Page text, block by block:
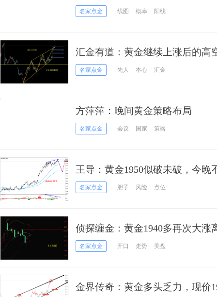
名家点金 线图 概率 阳线
汇金有道：黄金继续上涨后的高
名家点金 先人 本心 汇金
方萍萍：晚间黄金策略布局
名家点金 会议 国家 策略
王导：黄金1950似破未破，今晚
多！
名家点金 胆子 风险 点位
侦探缠金：黄金1940多再次大涨
荡！
名家点金 开口 走势 美盘
金界传奇：黄金多头乏力，现价